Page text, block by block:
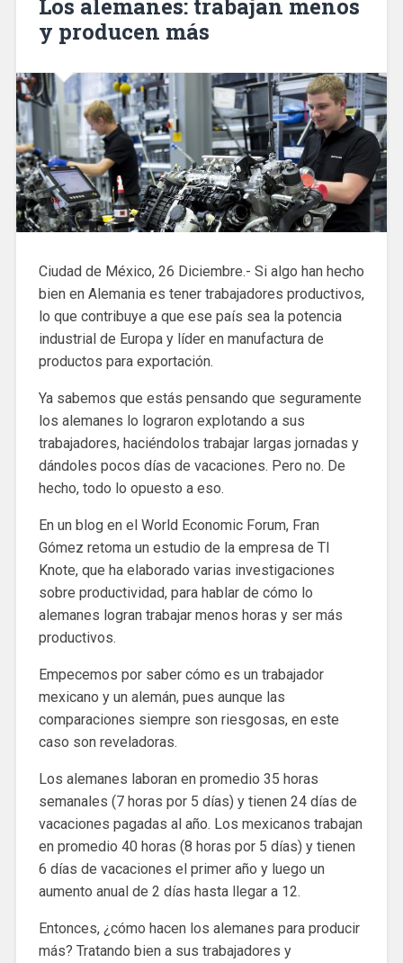
Los alemanes: trabajan menos
y producen más
Ciudad de México, 26 Diciembre.- Si algo han hecho
bien en Alemania es tener trabajadores productivos,
lo que contribuye a que ese país sea la potencia
industrial de Europa y líder en manufactura de
productos para exportación.
Ya sabemos que estás pensando que seguramente
los alemanes lo lograron explotando a sus
trabajadores, haciéndolos trabajar largas jornadas y
dándoles pocos días de vacaciones. Pero no. De
hecho, todo lo opuesto a eso.
En un blog en el World Economic Forum, Fran
Gómez retoma un estudio de la empresa de TI
Knote, que ha elaborado varias investigaciones
sobre productividad, para hablar de cómo lo
alemanes logran trabajar menos horas y ser más
productivos.
Empecemos por saber cómo es un trabajador
mexicano y un alemán, pues aunque las
comparaciones siempre son riesgosas, en este
caso son reveladoras.
Los alemanes laboran en promedio 35 horas
semanales (7 horas por 5 días) y tienen 24 días de
vacaciones pagadas al año. Los mexicanos trabajan
en promedio 40 horas (8 horas por 5 días) y tienen
6 días de vacaciones el primer año y luego un
aumento anual de 2 días hasta llegar a 12.
Entonces, ¿cómo hacen los alemanes para producir
más? Tratando bien a sus trabajadores y